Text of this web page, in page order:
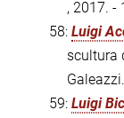
, 2017. -
58: Luigi
scultura
59: Luigi